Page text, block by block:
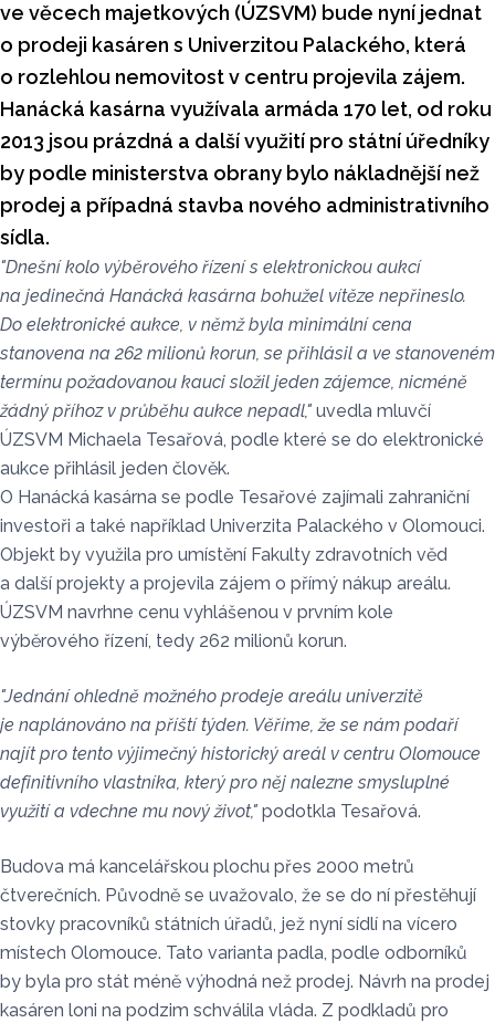
ve věcech majetkových (ÚZSVM) bude nyní jednat
o prodeji kasáren s Univerzitou Palackého, která
o rozlehlou nemovitost v centru projevila zájem.
Hanácká kasárna využívala armáda 170 let, od roku
2013 jsou prázdná a další využití pro státní úředníky
by podle ministerstva obrany bylo nákladnější než
prodej a případná stavba nového administrativního
sídla.
"Dnešní kolo výběrového řízení s elektronickou aukcí
na jedinečná Hanácká kasárna bohužel vítěze nepřineslo.
Do elektronické aukce, v němž byla minimální cena
stanovena na 262 milionů korun, se přihlásil a ve stanoveném
termínu požadovanou kauci složil jeden zájemce, nicméně
žádný příhoz v průběhu aukce nepadl," uvedla mluvčí
ÚZSVM Michaela Tesařová, podle které se do elektronické
aukce přihlásil jeden člověk.
O Hanácká kasárna se podle Tesařové zajímali zahraniční
investoři a také například Univerzita Palackého v Olomouci.
Objekt by využila pro umístění Fakulty zdravotních věd
a další projekty a projevila zájem o přímý nákup areálu.
ÚZSVM navrhne cenu vyhlášenou v prvním kole
výběrového řízení, tedy 262 milionů korun.
"Jednání ohledně možného prodeje areálu univerzitě
je naplánováno na příští týden. Věříme, že se nám podaří
najít pro tento výjimečný historický areál v centru Olomouce
definitivního vlastníka, který pro něj nalezne smysluplné
využití a vdechne mu nový život," podotkla Tesařová.
Budova má kancelářskou plochu přes 2000 metrů
čtverečních. Původně se uvažovalo, že se do ní přestěhují
stovky pracovníků státních úřadů, jež nyní sídlí na vícero
místech Olomouce. Tato varianta padla, podle odborníků
by byla pro stát méně výhodná než prodej. Návrh na prodej
kasáren loni na podzim schválila vláda. Z podkladů pro